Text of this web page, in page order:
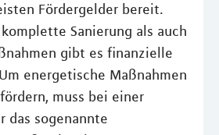
Fördergelder bereit.
Sanierung als auch
gibt es finanzielle
energetische Maßnahmen
muss bei einer
das sogenannte